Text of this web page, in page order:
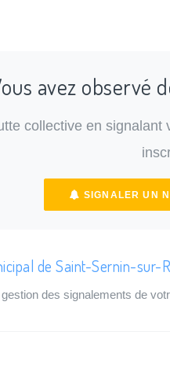
avez observé
collective en
SIGNALER UN
de Saint-Sernin-sur-
des signalements de